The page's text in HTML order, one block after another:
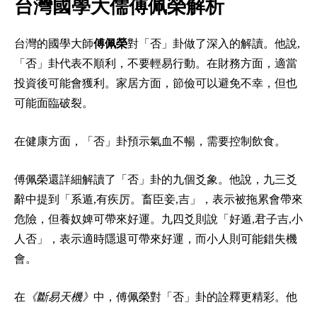
台灣國學大儒傅佩榮解析
台灣的國學大師傅佩榮對「否」卦做了深入的解讀。他說,
「否」卦代表不順利，不要輕易行動。在財務方面，適當
投資後可能會獲利。家居方面，節儉可以避免不幸，但也
可能面臨破裂。
在健康方面，「否」卦預示氣血不暢，需要控制飲食。
傅佩榮還詳細解讀了「否」卦的九個爻象。他說，九三爻
辭中提到「系遁,有疾厉。畜臣妾,吉」，表示被拖累會帶來
危險，但養奴婢可帶來好運。九四爻則說「好遁,君子吉,小
人否」，表示適時隱退可帶來好運，而小人則可能錯失機
會。
在 《斷易天機》 中，傅佩榮對「否」卦的詮釋更精彩。他